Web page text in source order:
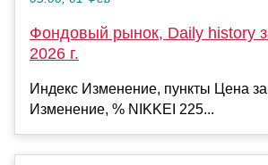
Фондовый рынок, Daily history
2026 г.
Индекс Изменение, пункты Цена
Изменение, % NIKKEI 225...